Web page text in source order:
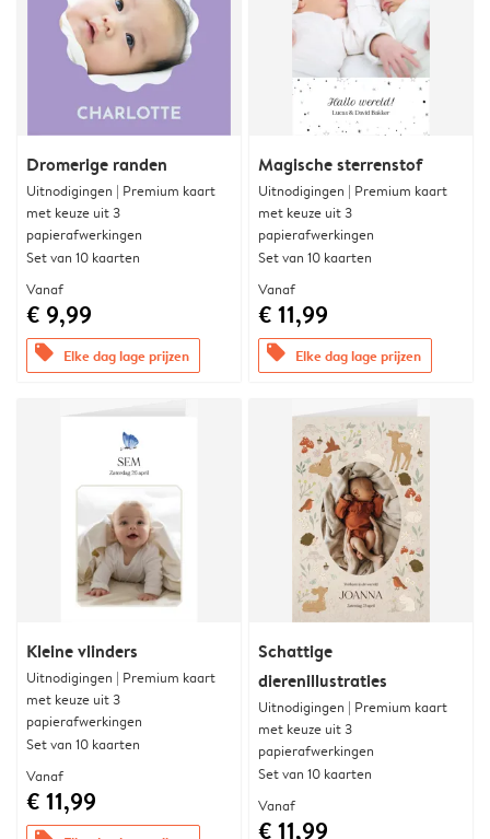
Dromerige randen
Uitnodigingen | Premium kaart
met keuze uit 3
papierafwerkingen
Set van 10 kaarten
Vanaf
€ 9,99
offers Elke dag lage prijzen
Magische sterrenstof
Uitnodigingen | Premium kaart
met keuze uit 3
papierafwerkingen
Set van 10 kaarten
Vanaf
€ 11,99
offers Elke dag lage prijzen
Kleine vlinders
Uitnodigingen | Premium kaart
met keuze uit 3
papierafwerkingen
Set van 10 kaarten
Vanaf
€ 11,99
Schattige
dierenillustraties
Uitnodigingen | Premium kaart
met keuze uit 3
papierafwerkingen
Set van 10 kaarten
Vanaf
€ 11,99